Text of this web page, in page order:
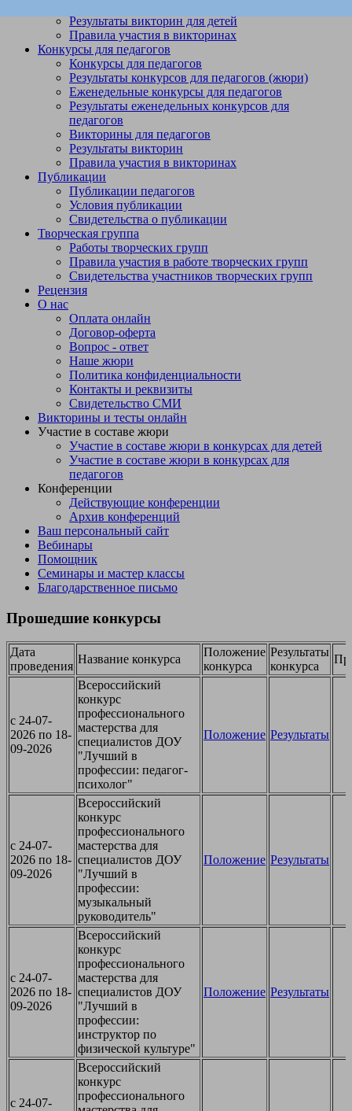
Результаты викторин для детей
Правила участия в викторинах
Конкурсы для педагогов
Конкурсы для педагогов
Результаты конкурсов для педагогов (жюри)
Еженедельные конкурсы для педагогов
Результаты еженедельных конкурсов для
педагогов
Викторины для педагогов
Результаты викторин
Правила участия в викторинах
Публикации
Публикации педагогов
Условия публикации
Свидетельства о публикации
Творческая группа
Работы творческих групп
Правила участия в работе творческих групп
Свидетельства участников творческих групп
Рецензия
О нас
Оплата онлайн
Договор-оферта
Вопрос - ответ
Наше жюри
Политика конфиденциальности
Контакты и реквизиты
Свидетельство СМИ
Викторины и тесты онлайн
Участие в составе жюри
Участие в составе жюри в конкурсах для детей
Участие в составе жюри в конкурсах для
педагогов
Конференции
Действующие конференции
Архив конференций
Ваш персональный сайт
Вебинары
Помощник
Семинары и мастер классы
Благодарственное письмо
Прошедшие конкурсы
Дата
проведения
Название конкурса
Положение
конкурса
Результаты
конкурса
c 24-07-
2026 по 18-
09-2026
Всероссийский
конкурс
профессионального
мастерства для
специалистов ДОУ
"Лучший в
профессии: педагог-
психолог"
Положение Результаты
c 24-07-
2026 по 18-
09-2026
Всероссийский
конкурс
профессионального
мастерства для
специалистов ДОУ
"Лучший в
профессии:
музыкальный
руководитель"
Положение Результаты
c 24-07-
2026 по 18-
09-2026
Всероссийский
конкурс
профессионального
мастерства для
специалистов ДОУ
"Лучший в
профессии:
инструктор по
физической культуре"
Положение Результаты
c 24-07-
Всероссийский
конкурс
профессионального